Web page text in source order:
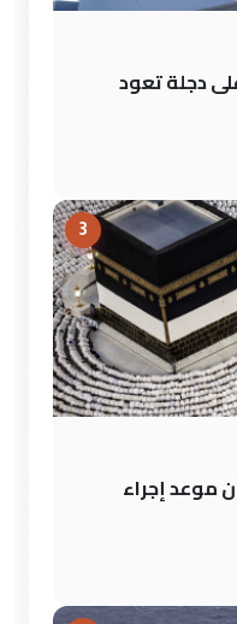
454 تجاوزاً على دجلة تعود
3
موعد إجراء